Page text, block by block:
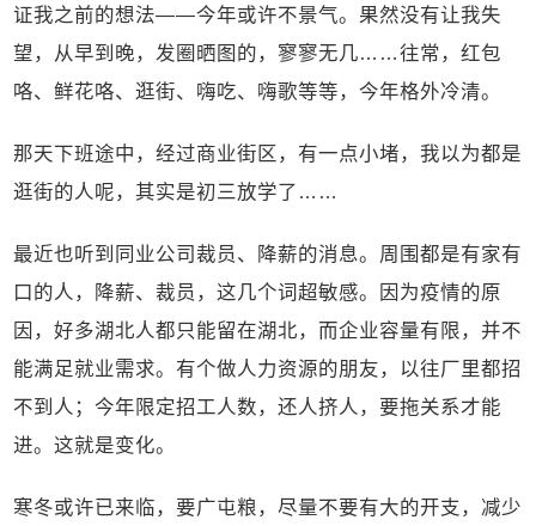
证我之前的想法——今年或许不景气。果然没有让我失
望，从早到晚，发圈晒图的，寥寥无几……往常，红包
咯、鲜花咯、逛街、嗨吃、嗨歌等等，今年格外冷清。
那天下班途中，经过商业街区，有一点小堵，我以为都是
逛街的人呢，其实是初三放学了……
最近也听到同业公司裁员、降薪的消息。周围都是有家有
口的人，降薪、裁员，这几个词超敏感。因为疫情的原
因，好多湖北人都只能留在湖北，而企业容量有限，并不
能满足就业需求。有个做人力资源的朋友，以往厂里都招
不到人；今年限定招工人数，还人挤人，要拖关系才能
进。这就是变化。
寒冬或许已来临，要广屯粮，尽量不要有大的开支，减少